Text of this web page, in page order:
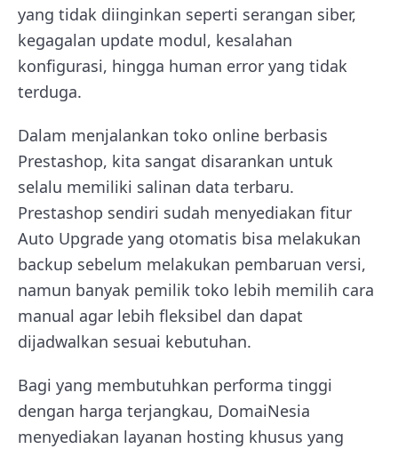
yang tidak diinginkan seperti serangan siber,
kegagalan update modul, kesalahan
konfigurasi, hingga human error yang tidak
terduga.
Dalam menjalankan toko online berbasis
Prestashop, kita sangat disarankan untuk
selalu memiliki salinan data terbaru.
Prestashop sendiri sudah menyediakan fitur
Auto Upgrade yang otomatis bisa melakukan
backup sebelum melakukan pembaruan versi,
namun banyak pemilik toko lebih memilih cara
manual agar lebih fleksibel dan dapat
dijadwalkan sesuai kebutuhan.
Bagi yang membutuhkan performa tinggi
dengan harga terjangkau, DomaiNesia
menyediakan layanan hosting khusus yang